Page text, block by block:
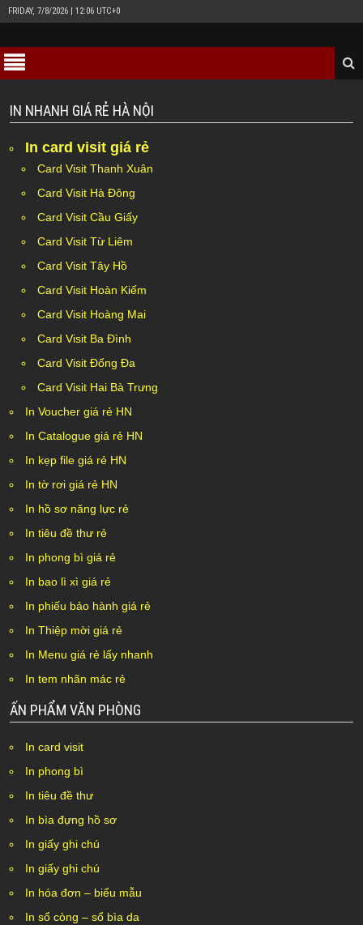
FRIDAY, 7/8/2026 | 12:06 UTC+0
IN NHANH GIÁ RẺ HÀ NỘI
In card visit giá rẻ
Card Visit Thanh Xuân
Card Visit Hà Đông
Card Visit Cầu Giấy
Card Visit Từ Liêm
Card Visit Tây Hồ
Card Visit Hoàn Kiếm
Card Visit Hoàng Mai
Card Visit Ba Đình
Card Visit Đống Đa
Card Visit Hai Bà Trưng
In Voucher giá rẻ HN
In Catalogue giá rẻ HN
In kẹp file giá rẻ HN
In tờ rơi giá rẻ HN
In hồ sơ năng lực rẻ
In tiêu đề thư rẻ
In phong bì giá rẻ
In bao lì xì giá rẻ
In phiếu bảo hành giá rẻ
In Thiệp mời giá rẻ
In Menu giá rẻ lấy nhanh
In tem nhãn mác rẻ
ẤN PHẨM VĂN PHÒNG
In card visit
In phong bì
In tiêu đề thư
In bìa đựng hồ sơ
In giấy ghi chú
In giấy ghi chú
In hóa đơn – biểu mẫu
In sổ còng – sổ bìa da